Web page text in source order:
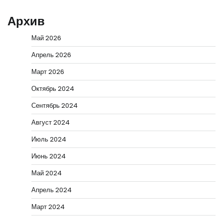
Архив
Май 2026
Апрель 2026
Март 2026
Октябрь 2024
Сентябрь 2024
Август 2024
Июль 2024
Июнь 2024
Май 2024
Апрель 2024
Март 2024